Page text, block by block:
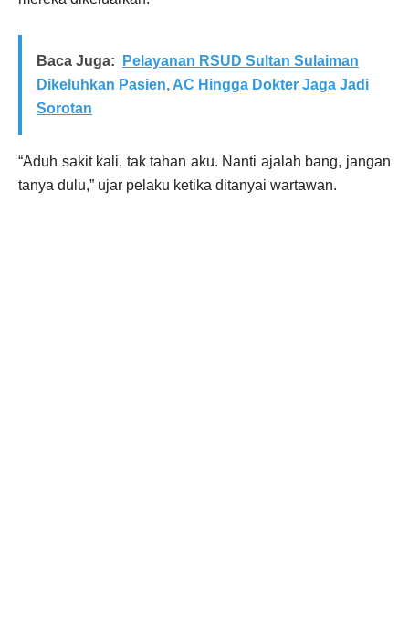
Baca Juga:
Pelayanan RSUD Sultan Sulaiman
Dikeluhkan Pasien, AC Hingga Dokter Jaga Jadi
Sorotan
“Aduh sakit kali, tak tahan aku. Nanti ajalah bang, jangan
tanya dulu,” ujar pelaku ketika ditanyai wartawan.